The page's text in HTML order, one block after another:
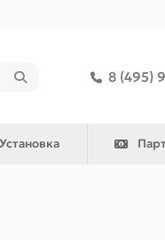
8 (495)
Установка